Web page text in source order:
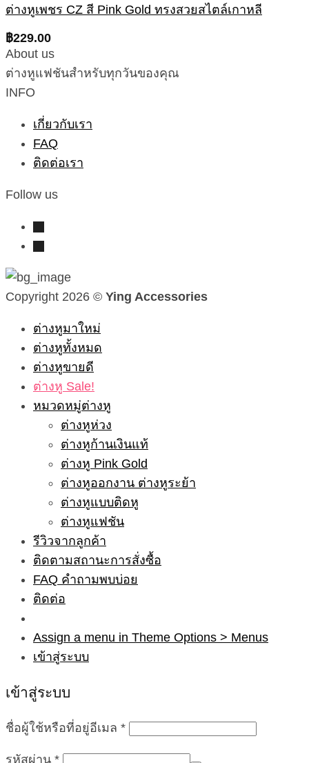
ต่างหูเพชร CZ สี Pink Gold ทรงสวยสไตล์เกาหลี
฿229.00
About us
ต่างหูแฟชันสำหรับทุกวันของคุณ
INFO
เกี่ยวกับเรา
FAQ
ติดต่อเรา
Follow us
instagram
line
Copyright 2026 © Ying Accessories
ต่างหูมาใหม่
ต่างหูทั้งหมด
ต่างหูขายดี
ต่างหู Sale!
หมวดหมู่ต่างหู
ต่างหูห่วง
ต่างหูก้านเงินแท้
ต่างหู Pink Gold
ต่างหูออกงาน ต่างหูระย้า
ต่างหูแบบติดหู
ต่างหูแฟชัน
รีวิวจากลูกค้า
ติดตามสถานะการสั่งซื้อ
FAQ คำถามพบบ่อย
ติดต่อ
Assign a menu in Theme Options > Menus
เข้าสู่ระบบ
เข้าสู่ระบบ
ชื่อผู้ใช้หรือที่อยู่อีเมล *
รหัสผ่าน *